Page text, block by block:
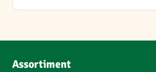
Assortiment